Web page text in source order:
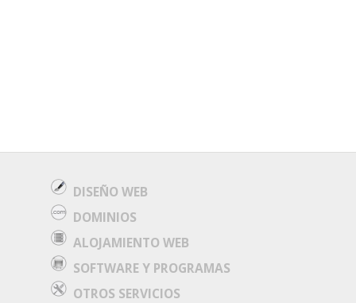
DISEÑO WEB
DOMINIOS
ALOJAMIENTO WEB
SOFTWARE Y PROGRAMAS
OTROS SERVICIOS